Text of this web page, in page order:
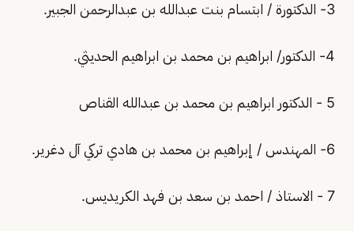
3- الدكتورة / ابتسام بنت عبدالله بن عبدالرحمن الجبير.
4- الدكتور/ ابراهيم بن محمد بن ابراهيم الحديثي.
5 - الدكتور ابراهيم بن محمد بن عبدالله القناص
6- المهندس / إبراهيم بن محمد بن هادي تركي آل دغرير.
7 - الاستاذ / احمد بن سعد بن فهد الكريديس.